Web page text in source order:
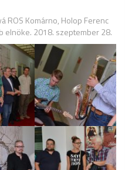
ROS Komárno, Holop Ferenc
elnöke. 2018. szeptember 28.